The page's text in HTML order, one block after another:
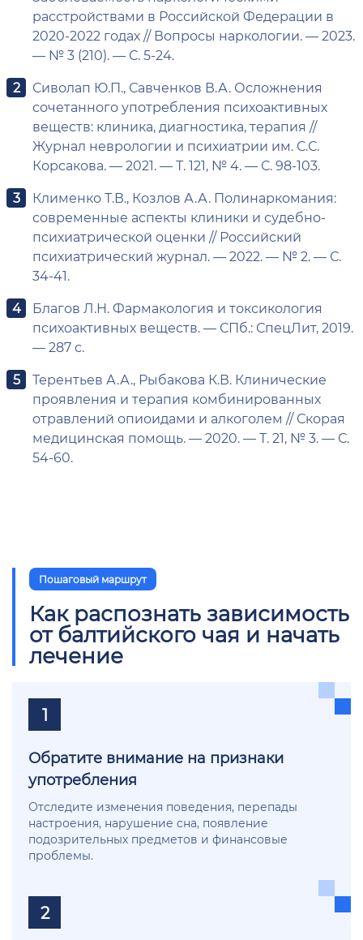
расстройствами в Российской Федерации в
2020-2022 годах // Вопросы наркологии. — 2023.
— № 3 (210). — С. 5-24.
Сиволап Ю.П., Савченков В.А. Осложнения
сочетанного употребления психоактивных
веществ: клиника, диагностика, терапия //
Журнал неврологии и психиатрии им. С.С.
Корсакова. — 2021. — Т. 121, № 4. — С. 98-103.
Клименко Т.В., Козлов А.А. Полинаркомания:
современные аспекты клиники и судебно-
психиатрической оценки // Российский
психиатрический журнал. — 2022. — № 2. — С.
34-41.
Благов Л.Н. Фармакология и токсикология
психоактивных веществ. — СПб.: СпецЛит, 2019.
— 287 с.
Терентьев А.А., Рыбакова К.В. Клинические
проявления и терапия комбинированных
отравлений опиоидами и алкоголем // Скорая
медицинская помощь. — 2020. — Т. 21, № 3. — С.
54-60.
Пошаговый маршрут
Как распознать зависимость
от балтийского чая и начать
лечение
1
Обратите внимание на признаки
употребления
Отследите изменения поведения, перепады
настроения, нарушение сна, появление
подозрительных предметов и финансовые
проблемы.
2